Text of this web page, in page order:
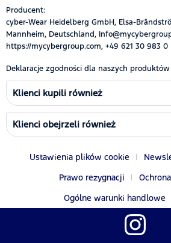
Producent:
cyber-Wear Heidelberg GmbH, Elsa-
Mannheim, Deutschland,
https://mycybergroup.com, +49 621 30 983 0
Deklaracje zgodności dla naszych
Klienci kupili również
Klienci obejrzeli również
Ustawienia plików cookie
Prawo rezygnacji
Ogólne warunki handlowe